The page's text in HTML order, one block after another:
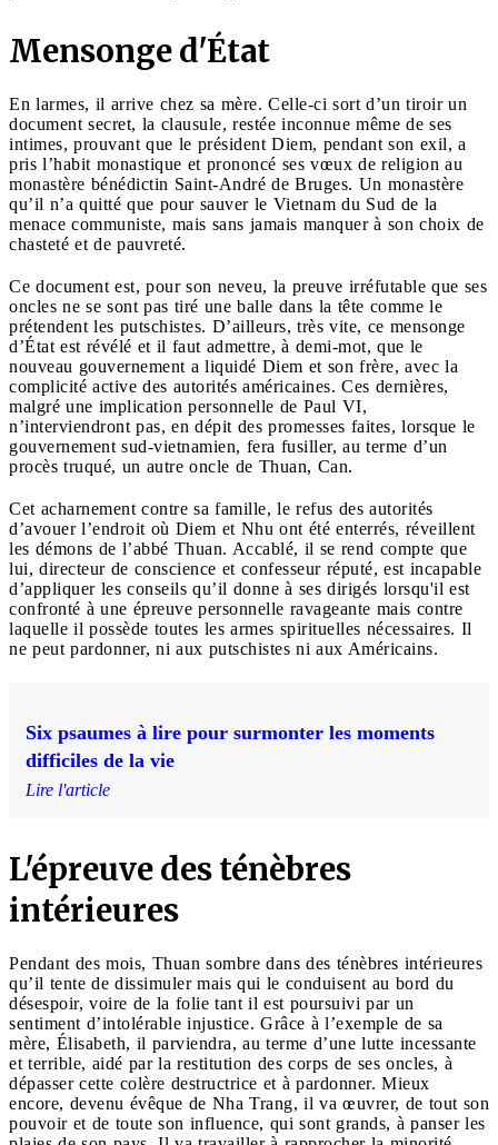
Mensonge d'État
En larmes, il arrive chez sa mère. Celle-ci sort d’un tiroir un
document secret, la clausule, restée inconnue même de ses
intimes, prouvant que le président Diem, pendant son exil, a
pris l’habit monastique et prononcé ses vœux de religion au
monastère bénédictin Saint-André de Bruges. Un monastère
qu’il n’a quitté que pour sauver le Vietnam du Sud de la
menace communiste, mais sans jamais manquer à son choix de
chasteté et de pauvreté.
Ce document est, pour son neveu, la preuve irréfutable que ses
oncles ne se sont pas tiré une balle dans la tête comme le
prétendent les putschistes. D’ailleurs, très vite, ce mensonge
d’État est révélé et il faut admettre, à demi-mot, que le
nouveau gouvernement a liquidé Diem et son frère, avec la
complicité active des autorités américaines. Ces dernières,
malgré une implication personnelle de Paul VI,
n’interviendront pas, en dépit des promesses faites, lorsque le
gouvernement sud-vietnamien, fera fusiller, au terme d’un
procès truqué, un autre oncle de Thuan, Can.
Cet acharnement contre sa famille, le refus des autorités
d’avouer l’endroit où Diem et Nhu ont été enterrés, réveillent
les démons de l’abbé Thuan. Accablé, il se rend compte que
lui, directeur de conscience et confesseur réputé, est incapable
d’appliquer les conseils qu’il donne à ses dirigés lorsqu'il est
confronté à une épreuve personnelle ravageante mais contre
laquelle il possède toutes les armes spirituelles nécessaires. Il
ne peut pardonner, ni aux putschistes ni aux Américains.
Six psaumes à lire pour surmonter les moments
difficiles de la vie
Lire l'article
L'épreuve des ténèbres
intérieures
Pendant des mois, Thuan sombre dans des ténèbres intérieures
qu’il tente de dissimuler mais qui le conduisent au bord du
désespoir, voire de la folie tant il est poursuivi par un
sentiment d’intolérable injustice. Grâce à l’exemple de sa
mère, Élisabeth, il parviendra, au terme d’une lutte incessante
et terrible, aidé par la restitution des corps de ses oncles, à
dépasser cette colère destructrice et à pardonner. Mieux
encore, devenu évêque de Nha Trang, il va œuvrer, de tout son
pouvoir et de toute son influence, qui sont grands, à panser les